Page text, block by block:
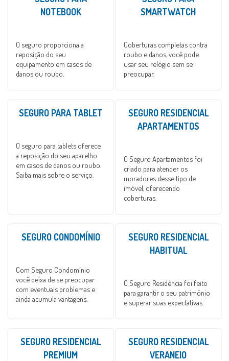
NOTEBOOK
O seguro proporciona a
reposição do seu
equipamento em casos de
danos ou roubo.
SMARTWATCH
Coberturas completas contra
roubo e danos, você pode
usar seu relógio sem se
preocupar.
SEGURO PARA TABLET
O seguro para tablets oferece
a reposição do seu aparelho
em casos de danos ou roubo.
Saiba mais sobre o serviço.
SEGURO RESIDENCIAL
APARTAMENTOS
O Seguro Apartamentos foi
criado para atender os
moradores desse tipo de
imóvel, oferecendo
coberturas.
SEGURO CONDOMÍNIO
Com Seguro Condomínio
você deixa de se preocupar
com eventuais problemas e
ainda acumula vantagens.
SEGURO RESIDENCIAL
HABITUAL
O Seguro Residência foi feito
para garantir o seu patrimônio
e superar suas expectativas.
SEGURO RESIDENCIAL
PREMIUM
SEGURO RESIDENCIAL
VERANEIO